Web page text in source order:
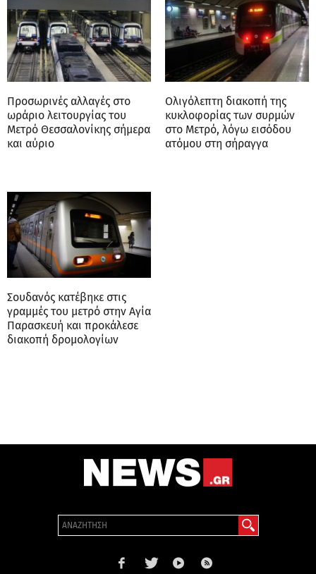
Προσωρινές αλλαγές στο
ωράριο λειτουργίας του
Μετρό Θεσσαλονίκης σήμερα
και αύριο
Oλιγόλεπτη διακοπή της
κυκλοφορίας των συρμών
στο Μετρό, λόγω εισόδου
ατόμου στη σήραγγα
Σουδανός κατέβηκε στις
γραμμές του μετρό στην Αγία
Παρασκευή και προκάλεσε
διακοπή δρομολογίων